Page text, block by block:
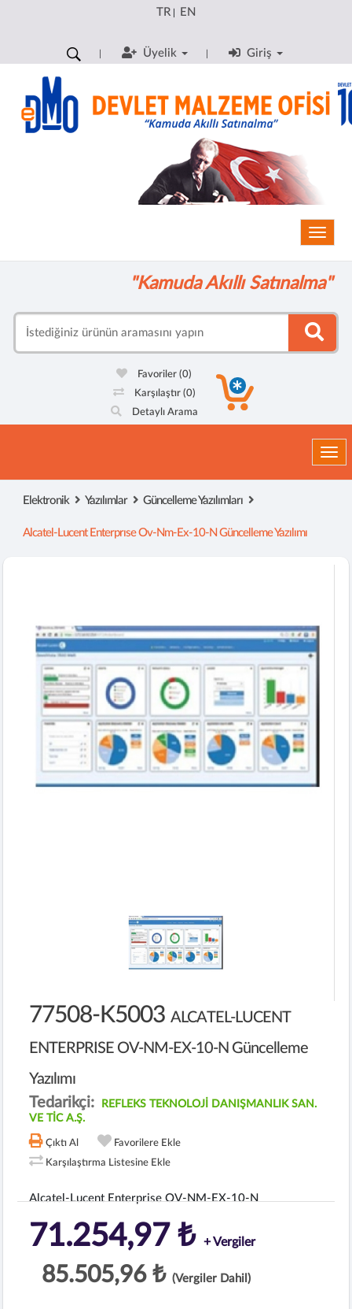
TR| EN
Üyelik Giriş
"Kamuda Akıllı Satınalma"
Favoriler(0)
Karşılaştır (0)
Detaylı Arama
Elektronik Yazılımlar Güncelleme Yazılımları
Alcatel-Lucent Enterprıse Ov-Nm-Ex-10-N Güncelleme Yazılımı
77508-K5003 ALCATEL-LUCENT
ENTERPRISE OV-NM-EX-10-N Güncelleme
Yazılımı
Tedarikçi:
REFLEKS TEKNOLOJİ DANIŞMANLIK SAN.
VE TİC A.Ş.
Çıktı Al
Favorilere Ekle
Karşılaştırma Listesine Ekle
Alcatel-Lucent Enterprise OV-NM-EX-10-N
71.254,97 ₺ + Vergiler
85.505,96 ₺ (Vergiler Dahil)